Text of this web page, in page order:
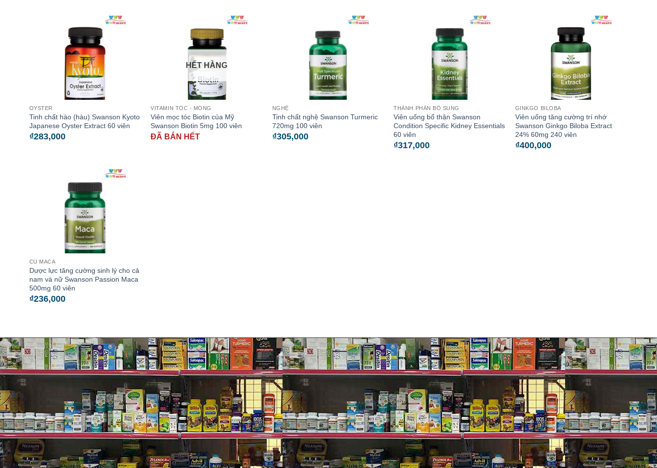
OYSTER
Tinh chất hào (hàu) Swanson Kyoto
Japanese Oyster Extract 60 viên
₫283,000
HẾT HÀNG
VITAMIN TÓC - MÓNG
Viên mọc tóc Biotin của Mỹ
Swanson Biotin 5mg 100 viên
ĐÃ BÁN HẾT
NGHỆ
Tinh chất nghệ Swanson Turmeric
720mg 100 viên
₫305,000
THÀNH PHẦN BỔ SUNG
Viên uống bổ thận Swanson
Condition Specific Kidney Essentials
60 viên
₫317,000
GINKGO BILOBA
Viên uống tăng cường trí nhớ
Swanson Ginkgo Biloba Extract
24% 60mg 240 viên
₫400,000
CỦ MACA
Dược lực tăng cường sinh lý cho cả
nam và nữ Swanson Passion Maca
500mg 60 viên
₫236,000